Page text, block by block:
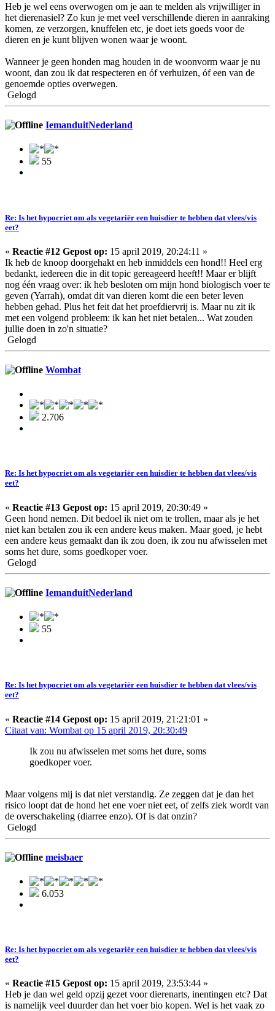
Heb je wel eens overwogen om je aan te melden als vrijwilliger in
het dierenasiel? Zo kun je met veel verschillende dieren in aanraking
komen, ze verzorgen, knuffelen etc, je doet iets goeds voor de
dieren en je kunt blijven wonen waar je woont.
Wanneer je geen honden mag houden in de woonvorm waar je nu
woont, dan zou ik dat respecteren en óf verhuizen, óf een van de
genoemde opties overwegen.
Gelogd
IemanduitNederland
55
Re: Is het hypocriet om als vegetariër een huisdier te hebben dat vlees/vis
eet?
« Reactie #12 Gepost op: 15 april 2019, 20:24:11 »
Ik heb de knoop doorgehakt en heb inmiddels een hond!! Heel erg
bedankt, iedereen die in dit topic gereageerd heeft!! Maar er blijft
nog één vraag over: ik heb besloten om mijn hond biologisch voer te
geven (Yarrah), omdat dit van dieren komt die een beter leven
hebben gehad. Plus het feit dat het proefdiervrij is. Maar nu zit ik
met een volgend probleem: ik kan het niet betalen... Wat zouden
jullie doen in zo'n situatie?
Gelogd
Wombat
2.706
Re: Is het hypocriet om als vegetariër een huisdier te hebben dat vlees/vis
eet?
« Reactie #13 Gepost op: 15 april 2019, 20:30:49 »
Geen hond nemen. Dit bedoel ik niet om te trollen, maar als je het
niet kan betalen zou ik een andere keus maken. Maar goed, je hebt
een andere keus gemaakt dan ik zou doen, ik zou nu afwisselen met
soms het dure, soms goedkoper voer.
Gelogd
IemanduitNederland
55
Re: Is het hypocriet om als vegetariër een huisdier te hebben dat vlees/vis
eet?
« Reactie #14 Gepost op: 15 april 2019, 21:21:01 »
Citaat van: Wombat op 15 april 2019, 20:30:49
Ik zou nu afwisselen met soms het dure, soms
goedkoper voer.
Maar volgens mij is dat niet verstandig. Ze zeggen dat je dan het
risico loopt dat de hond het ene voer niet eet, of zelfs ziek wordt van
de overschakeling (diarree enzo). Of is dat onzin?
Gelogd
meisbaer
6.053
Re: Is het hypocriet om als vegetariër een huisdier te hebben dat vlees/vis
eet?
« Reactie #15 Gepost op: 15 april 2019, 23:53:44 »
Heb je dan wel geld opzij gezet voor dierenarts, inentingen etc? Dat
is namelijk veel duurder dan het voer bio kopen. Wel is het vaak zo